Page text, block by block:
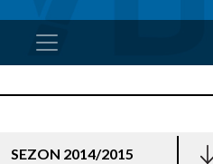
SEZON 2014/2015